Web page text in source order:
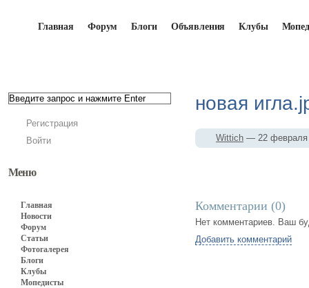
Главная Форум Блоги Объявления Клубы
Регистрация
Войти
Меню
Главная
Новости
Форум
Статьи
Фотогалерея
Блоги
Клубы
Мопедисты
новая
Wittich — 22
Комментарии (0)
Нет комментариев. Ваш
Добавить комментарий